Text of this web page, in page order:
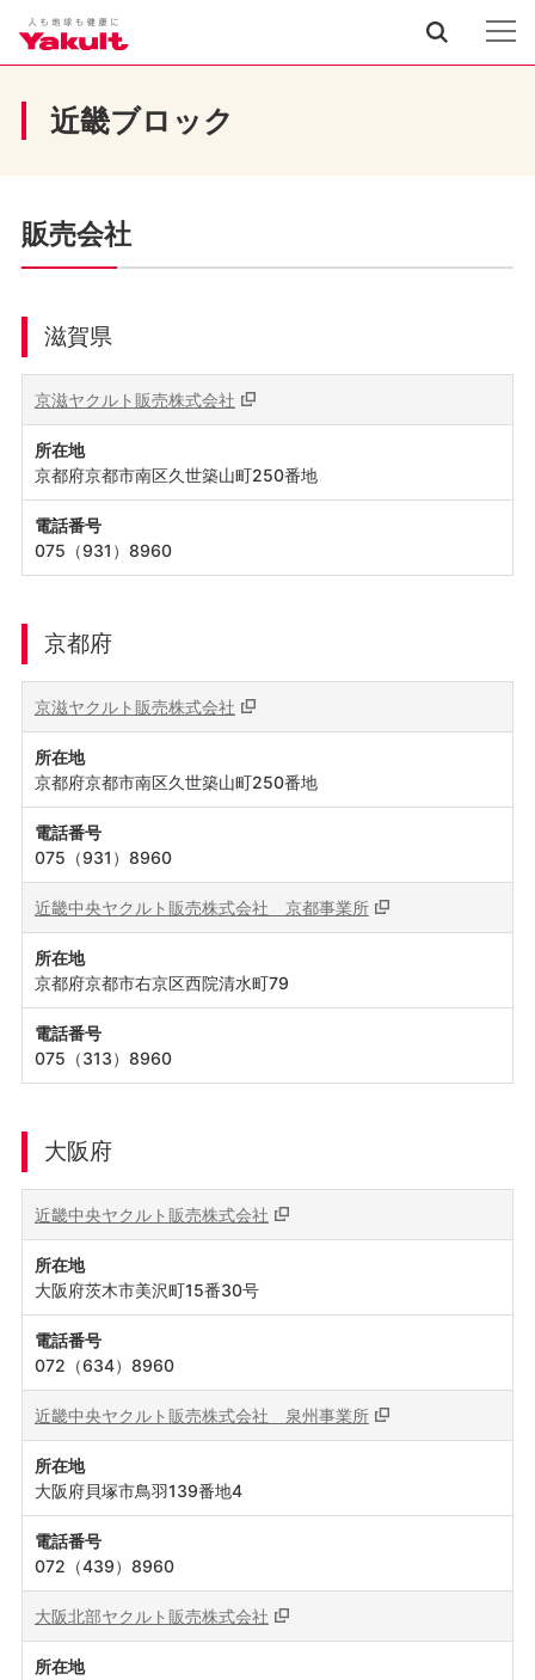
近畿ブロック
販売会社
滋賀県
京滋ヤクルト販売株式会社
所在地
京都府京都市南区久世築山町250番地
電話番号
075（931）8960
京都府
京滋ヤクルト販売株式会社
所在地
京都府京都市南区久世築山町250番地
電話番号
075（931）8960
近畿中央ヤクルト販売株式会社 京都事業所
所在地
京都府京都市右京区西院清水町79
電話番号
075（313）8960
大阪府
近畿中央ヤクルト販売株式会社
所在地
大阪府茨木市美沢町15番30号
電話番号
072（634）8960
近畿中央ヤクルト販売株式会社 泉州事業所
所在地
大阪府貝塚市鳥羽139番地4
電話番号
072（439）8960
大阪北部ヤクルト販売株式会社
所在地